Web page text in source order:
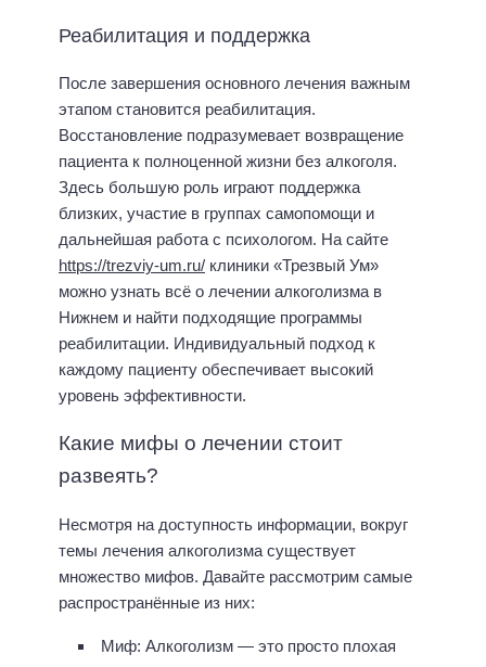
Реабилитация и поддержка
После завершения основного лечения важным
этапом становится реабилитация.
Восстановление подразумевает возвращение
пациента к полноценной жизни без алкоголя.
Здесь большую роль играют поддержка
близких, участие в группах самопомощи и
дальнейшая работа с психологом. На сайте
https://trezviy-um.ru/ клиники «Трезвый Ум»
можно узнать всё о лечении алкоголизма в
Нижнем и найти подходящие программы
реабилитации. Индивидуальный подход к
каждому пациенту обеспечивает высокий
уровень эффективности.
Какие мифы о лечении стоит
развеять?
Несмотря на доступность информации, вокруг
темы лечения алкоголизма существует
множество мифов. Давайте рассмотрим самые
распространённые из них:
Миф: Алкоголизм — это просто плохая